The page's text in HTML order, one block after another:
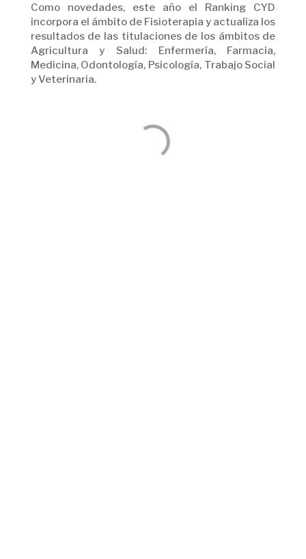
Como novedades, este año el Ranking CYD
incorpora el ámbito de Fisioterapia y actualiza los
resultados de las titulaciones de los ámbitos de
Agricultura y Salud: Enfermería, Farmacia,
Medicina, Odontología, Psicología, Trabajo Social
y Veterinaria.